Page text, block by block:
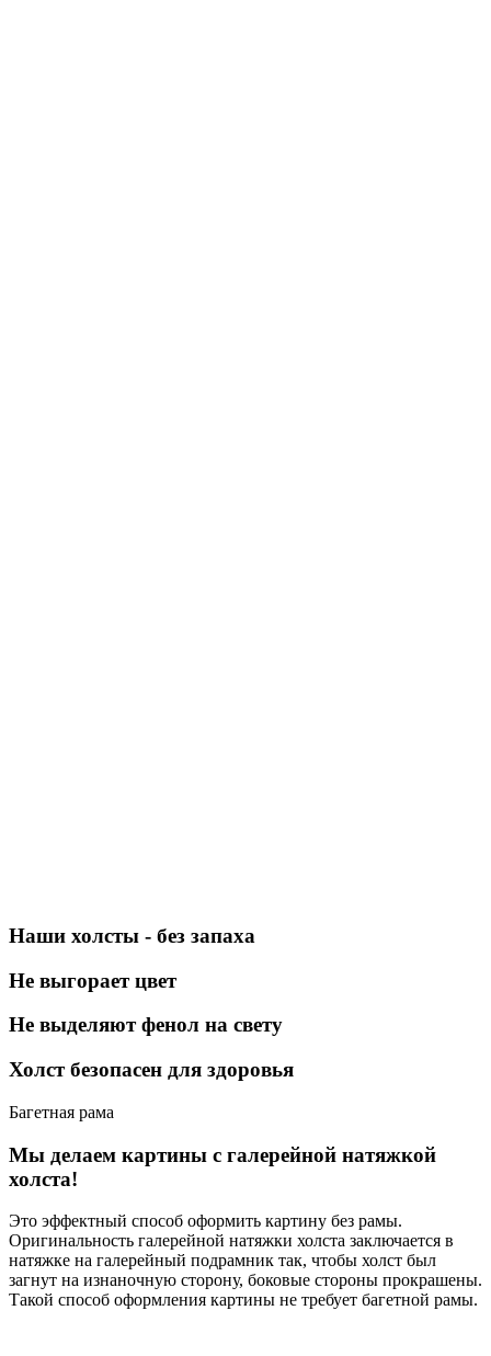
Наши холсты - без запаха
Не выгорает цвет
Не выделяют фенол на свету
Холст безопасен для здоровья
Багетная рама
Мы делаем картины с галерейной натяжкой
холста!
Это эффектный способ оформить картину без рамы.
Оригинальность галерейной натяжки холста заключается в
натяжке на галерейный подрамник так, чтобы холст был
загнут на изнаночную сторону, боковые стороны прокрашены.
Такой способ оформления картины не требует багетной рамы.